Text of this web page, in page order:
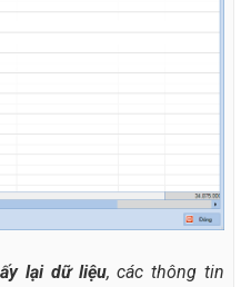
lại dữ liệu, các thông tin